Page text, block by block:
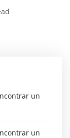
un
un